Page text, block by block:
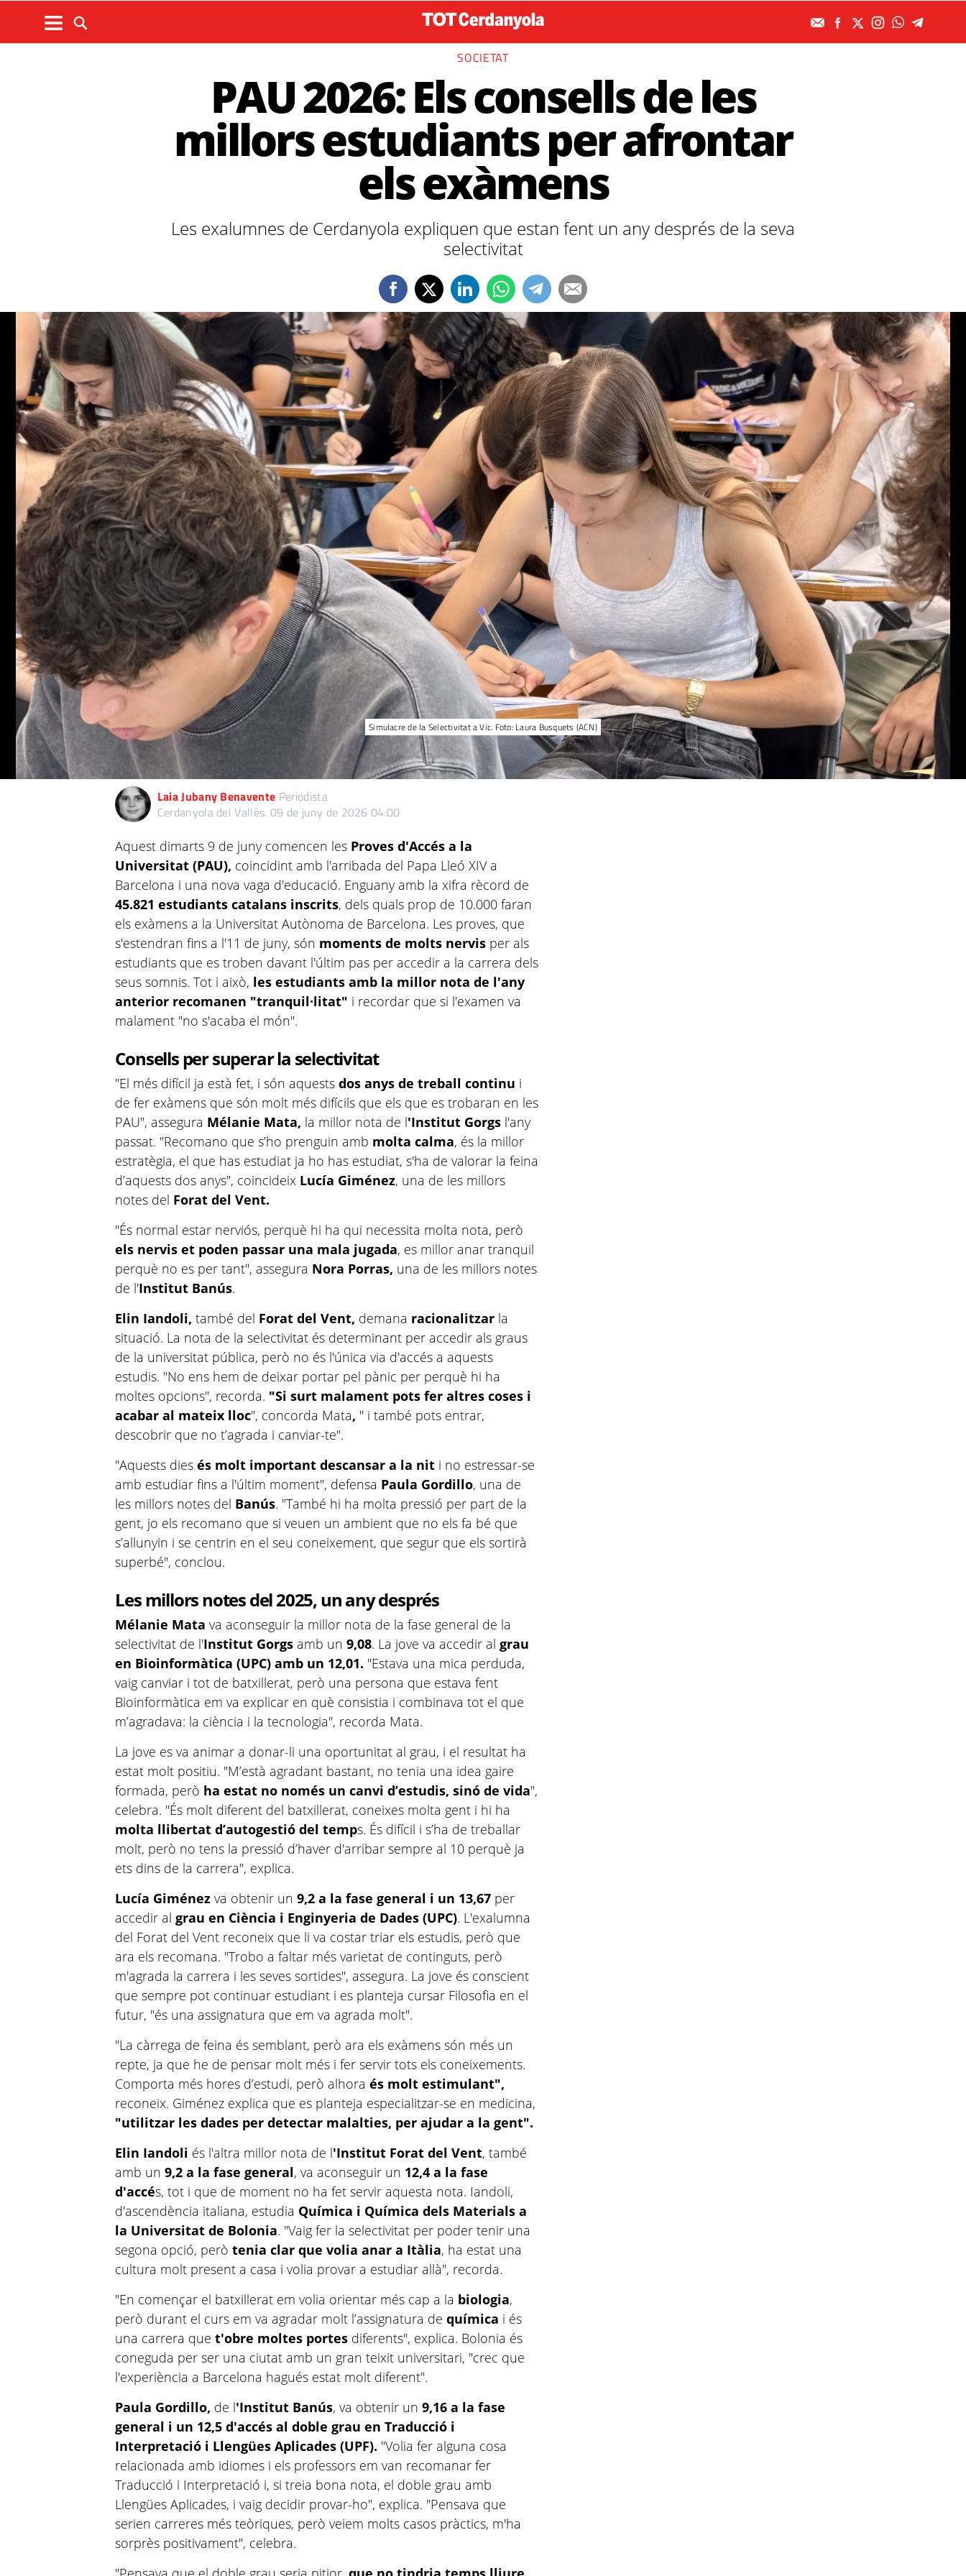
SOCIETAT
PAU 2026: Els consells de les
millors estudiants per afrontar
els exàmens
Les exalumnes de Cerdanyola expliquen que estan fent un any després de la seva
selectivitat
Simulacre de la Selectivitat a Vic. Foto: Laura Busquets (ACN)
Laia Jubany Benavente Periodista
Cerdanyola del Vallès. 09 de juny de 2026 04:00
Aquest dimarts 9 de juny comencen les Proves d'Accés a la
Universitat (PAU), coincidint amb l'arribada del Papa Lleó XIV a
Barcelona i una nova vaga d'educació. Enguany amb la xifra rècord de
45.821 estudiants catalans inscrits, dels quals prop de 10.000 faran
els exàmens a la Universitat Autònoma de Barcelona. Les proves, que
s'estendran fins a l'11 de juny, són moments de molts nervis per als
estudiants que es troben davant l'últim pas per accedir a la carrera dels
seus somnis. Tot i això, les estudiants amb la millor nota de l'any
anterior recomanen "tranquil·litat" i recordar que si l'examen va
malament "no s'acaba el món".
Consells per superar la selectivitat
"El més difícil ja està fet, i són aquests dos anys de treball continu i
de fer exàmens que són molt més difícils que els que es trobaran en les
PAU", assegura Mélanie Mata, la millor nota de l'Institut Gorgs l'any
passat. "Recomano que s’ho prenguin amb molta calma, és la millor
estratègia, el que has estudiat ja ho has estudiat, s'ha de valorar la feina
d’aquests dos anys", coincideix Lucía Giménez, una de les millors
notes del Forat del Vent.
"És normal estar nerviós, perquè hi ha qui necessita molta nota, però
els nervis et poden passar una mala jugada, es millor anar tranquil
perquè no es per tant", assegura Nora Porras, una de les millors notes
de l'Institut Banús.
Elin Iandoli, també del Forat del Vent, demana racionalitzar la
situació. La nota de la selectivitat és determinant per accedir als graus
de la universitat pública, però no és l'única via d'accés a aquests
estudis. "No ens hem de deixar portar pel pànic per perquè hi ha
moltes opcions", recorda. "Si surt malament pots fer altres coses i
acabar al mateix lloc", concorda Mata, " i també pots entrar,
descobrir que no t’agrada i canviar-te".
"Aquests diesés molt important descansar a la nit i no estressar-se
amb estudiar fins a l'últim moment", defensa Paula Gordillo, una de
les millors notes del Banús. "També hi ha molta pressió per part de la
gent, jo els recomano que si veuen un ambient que no els fa bé que
s’allunyin i se centrin en el seu coneixement, que segur que els sortirà
superbé", conclou.
Les millors notes del 2025, un any després
Mélanie Matava aconseguir la millor nota de la fase general de la
selectivitat de l'Institut Gorgs amb un9,08. La jove va accedir algrau
en Bioinformàtica (UPC) amb un 12,01. "Estava una mica perduda,
vaig canviar i tot de batxillerat, però una persona que estava fent
Bioinformàtica em va explicar en què consistia i combinava tot el que
m’agradava: la ciència i la tecnologia", recorda Mata.
La jove es va animar a donar-li una oportunitat al grau, i el resultat ha
estat molt positiu. "M’està agradant bastant, no tenia una idea gaire
formada, però ha estat no només un canvi d’estudis, sinó de vida",
celebra. "És molt diferent del batxillerat, coneixes molta gent i hi ha
molta llibertat d’autogestió del temps. És difícil i s’ha de treballar
molt, però no tens la pressió d’haver d'arribar sempre al 10 perquè ja
ets dins de la carrera", explica.
Lucía Giménezva obtenir un 9,2 a la fase general i un 13,67 per
accedir al grau en Ciència i Enginyeria de Dades (UPC). L'exalumna
del Forat del Vent reconeix que li va costar triar els estudis, però que
ara els recomana. "Trobo a faltar més varietat de continguts, però
m'agrada la carrera i les seves sortides", assegura. La jove és conscient
que sempre pot continuar estudiant i es planteja cursar Filosofia en el
futur, "és una assignatura que em va agrada molt".
"La càrrega de feina és semblant, però ara els exàmens són més un
repte, ja que he de pensar molt més i fer servir tots els coneixements.
Comporta més hores d’estudi, però alhora és molt estimulant",
reconeix. Giménez explica que es planteja especialitzar-se en medicina,
"utilitzar les dades per detectar malalties, per ajudar a la gent".
Elin Iandoli és l'altra millor nota de l'Institut Forat del Vent, també
amb un 9,2 a la fase general, va aconseguir un 12,4 a la fase
d'accés, tot i que de moment no ha fet servir aquesta nota. Iandoli,
d'ascendència italiana, estudia Química i Química dels Materials a
la Universitat de Bolonia. "Vaig fer la selectivitat per poder tenir una
segona opció, peròtenia clar que volia anar a Itàlia, ha estat una
cultura molt present a casa i volia provar a estudiar allà", recorda.
"En començar el batxillerat em volia orientar més cap a la biologia,
però durant el curs em va agradar molt l’assignatura dequímica i és
una carrera quet'obre moltes portes diferents", explica. Bolonia és
coneguda per ser una ciutat amb un gran teixit universitari, "crec que
l'experiència a Barcelona hagués estat molt diferent".
Paula Gordillo, de l'Institut Banús, va obtenir un 9,16 a la fase
general i un 12,5 d'accés al doble grau en Traducció i
Interpretació i Llengües Aplicades (UPF). "Volia fer alguna cosa
relacionada amb idiomes i els professors em van recomanar fer
Traducció i Interpretació i, si treia bona nota, el doble grau amb
Llengües Aplicades, i vaig decidir provar-ho", explica. "Pensava que
serien carreres més teòriques, però veiem molts casos pràctics, m'ha
sorprès positivament", celebra.